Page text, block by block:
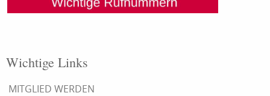
Wichtige Links
MITGLIED WERDEN